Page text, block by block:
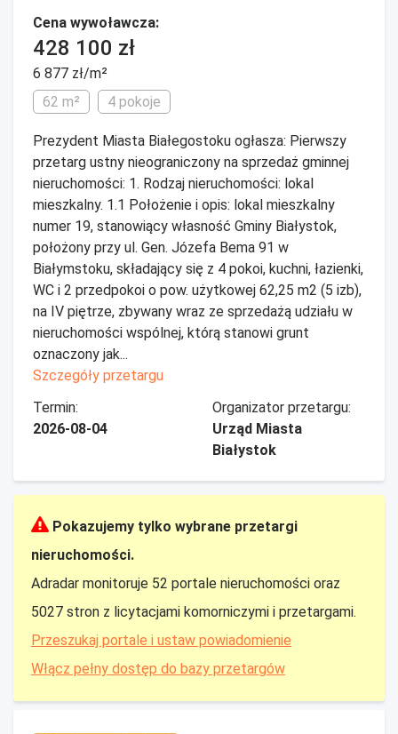
Cena wywoławcza:
428 100 zł
6 877 zł/m²
62 m²
4 pokoje
Prezydent Miasta Białegostoku ogłasza: Pierwszy
przetarg ustny nieograniczony na sprzedaż gminnej
nieruchomości: 1. Rodzaj nieruchomości: lokal
mieszkalny. 1.1 Położenie i opis: lokal mieszkalny
numer 19, stanowiący własność Gminy Białystok,
położony przy ul. Gen. Józefa Bema 91 w
Białymstoku, składający się z 4 pokoi, kuchni, łazienki,
WC i 2 przedpokoi o pow. użytkowej 62,25 m2 (5 izb),
na IV piętrze, zbywany wraz ze sprzedażą udziału w
nieruchomości wspólnej, którą stanowi grunt
oznaczony jak...
Szczegóły przetargu
Termin:
2026-08-04
Organizator przetargu:
Urząd Miasta
Białystok
Pokazujemy tylko wybrane przetargi
nieruchomości.
Adradar monitoruje 52 portale nieruchomości oraz
5027 stron z licytacjami komorniczymi i przetargami.
Przeszukaj portale i ustaw powiadomienie
Włącz pełny dostęp do bazy przetargów